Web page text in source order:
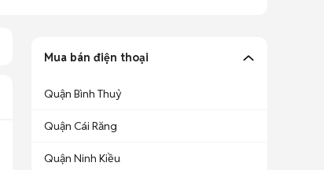
Mua bán điện thoại
Quận Bình Thuỷ
Quận Cái Răng
Quận Ninh Kiều